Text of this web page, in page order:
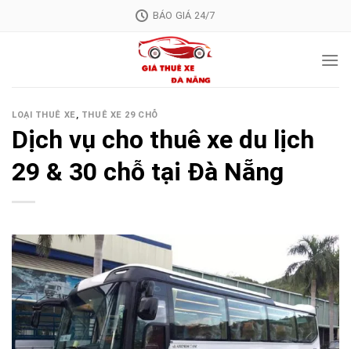
BÁO GIÁ 24/7
LOẠI THUÊ XE, THUÊ XE 29 CHỖ
Dịch vụ cho thuê xe du lịch
29 & 30 chỗ tại Đà Nẵng